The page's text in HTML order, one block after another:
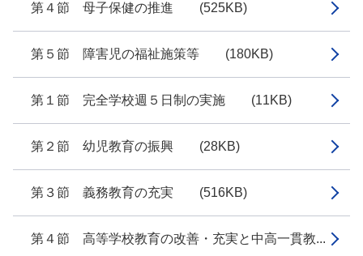
第４節 母子保健の推進 (525KB)
第５節 障害児の福祉施策等 (180KB)
第１節 完全学校週５日制の実施 (11KB)
第２節 幼児教育の振興 (28KB)
第３節 義務教育の充実 (516KB)
第４節 高等学校教育の改善・充実と中高一貫教...